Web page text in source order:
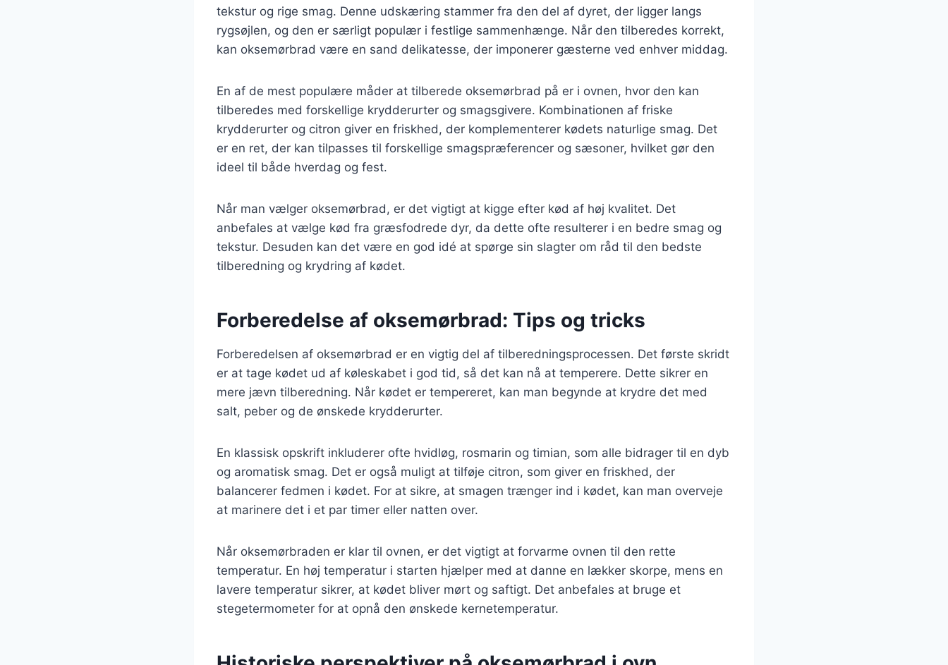
tekstur og rige smag. Denne udskæring stammer fra den del af dyret, der ligger langs
rygsøjlen, og den er særligt populær i festlige sammenhænge. Når den tilberedes korrekt,
kan oksemørbrad være en sand delikatesse, der imponerer gæsterne ved enhver middag.
En af de mest populære måder at tilberede oksemørbrad på er i ovnen, hvor den kan
tilberedes med forskellige krydderurter og smagsgivere. Kombinationen af friske
krydderurter og citron giver en friskhed, der komplementerer kødets naturlige smag. Det
er en ret, der kan tilpasses til forskellige smagspræferencer og sæsoner, hvilket gør den
ideel til både hverdag og fest.
Når man vælger oksemørbrad, er det vigtigt at kigge efter kød af høj kvalitet. Det
anbefales at vælge kød fra græsfodrede dyr, da dette ofte resulterer i en bedre smag og
tekstur. Desuden kan det være en god idé at spørge sin slagter om råd til den bedste
tilberedning og krydring af kødet.
Forberedelse af oksemørbrad: Tips og tricks
Forberedelsen af oksemørbrad er en vigtig del af tilberedningsprocessen. Det første skridt
er at tage kødet ud af køleskabet i god tid, så det kan nå at temperere. Dette sikrer en
mere jævn tilberedning. Når kødet er tempereret, kan man begynde at krydre det med
salt, peber og de ønskede krydderurter.
En klassisk opskrift inkluderer ofte hvidløg, rosmarin og timian, som alle bidrager til en dyb
og aromatisk smag. Det er også muligt at tilføje citron, som giver en friskhed, der
balancerer fedmen i kødet. For at sikre, at smagen trænger ind i kødet, kan man overveje
at marinere det i et par timer eller natten over.
Når oksemørbraden er klar til ovnen, er det vigtigt at forvarme ovnen til den rette
temperatur. En høj temperatur i starten hjælper med at danne en lækker skorpe, mens en
lavere temperatur sikrer, at kødet bliver mørt og saftigt. Det anbefales at bruge et
stegetermometer for at opnå den ønskede kernetemperatur.